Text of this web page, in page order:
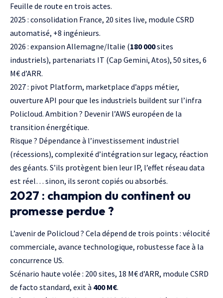
Feuille de route en trois actes.
2025 : consolidation France, 20 sites live, module CSRD
automatisé, +8 ingénieurs.
2026 : expansion Allemagne/Italie (180 000sites
industriels), partenariats IT (Cap Gemini, Atos), 50 sites, 6
M€ d’ARR.
2027 : pivot Platform, marketplace d’apps métier,
ouverture API pour que les industriels buildent sur l’infra
Policloud. Ambition ? Devenir l’AWS européen de la
transition énergétique.
Risque ? Dépendance à l’investissement industriel
(récessions), complexité d’intégration sur legacy, réaction
des géants. S’ils protègent bien leur IP, l’effet réseau data
est réel… sinon, ils seront copiés ou absorbés.
2027 : champion du continent ou
promesse perdue ?
L’avenir de Policloud ? Cela dépend de trois points : vélocité
commerciale, avance technologique, robustesse face à la
concurrence US.
Scénario haute volée : 200 sites, 18 M€ d’ARR, module CSRD
de facto standard, exit à 400 M€.